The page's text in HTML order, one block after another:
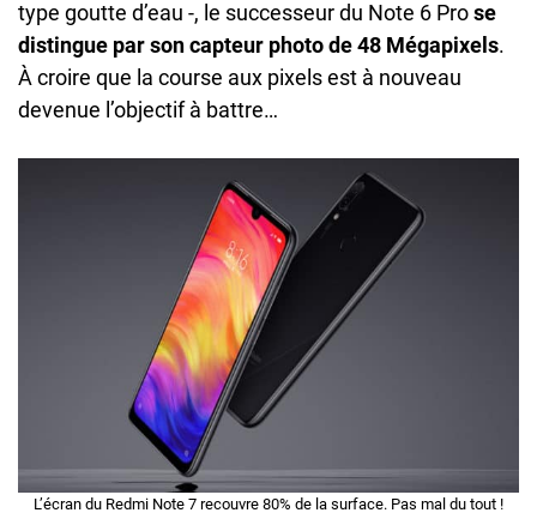
type goutte d’eau -, le successeur du Note 6 Prose
distingue par son capteur photo de 48 Mégapixels.
À croire que la course aux pixels est à nouveau
devenue l’objectif à battre…
L’écran du Redmi Note 7 recouvre 80% de la surface. Pas mal du tout !